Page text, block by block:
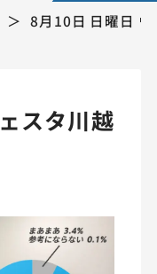
8月10日 日曜日
スタ川越